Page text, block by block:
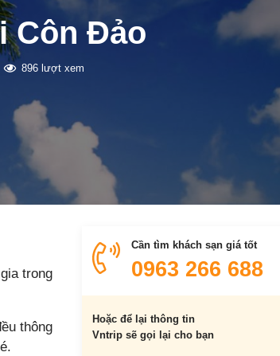
Côn Đảo
896 lượt xem
trong
thông
Cần tìm khách sạn giá tốt
0963 266 688
Hoặc để lại thông tin
Vntrip sẽ gọi lại cho bạn